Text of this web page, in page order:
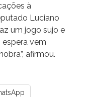
à
Luciano
um jogo sujo e
vem
afirmou.